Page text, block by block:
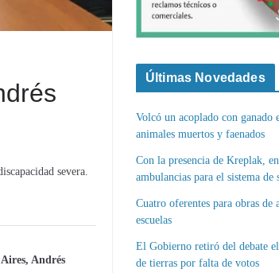
severa.
Andrés
Últimas Novedades
Volcó un acoplado con
animales muertos y faenados
Con la presencia de Kreplak,
ambulancias para el sistema de
Cuatro oferentes para obras
escuelas
El Gobierno retiró del debate
de tierras por falta de votos